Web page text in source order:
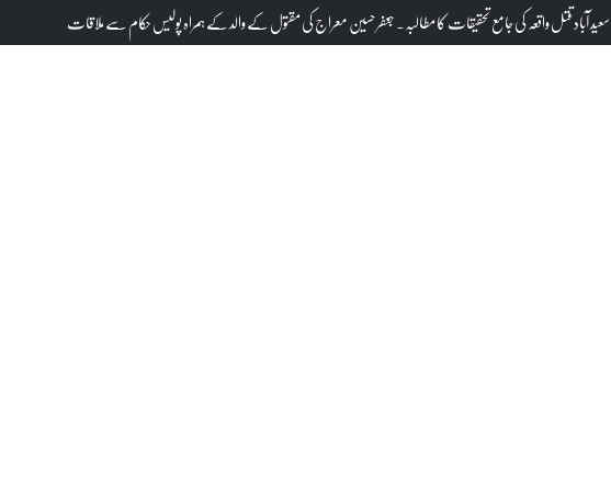
نریندر مودی کے غیر ملکی دوروں پر کتنی رقم ہوئی خرچ؟پارلیمنٹ میں تفصیلات پیش